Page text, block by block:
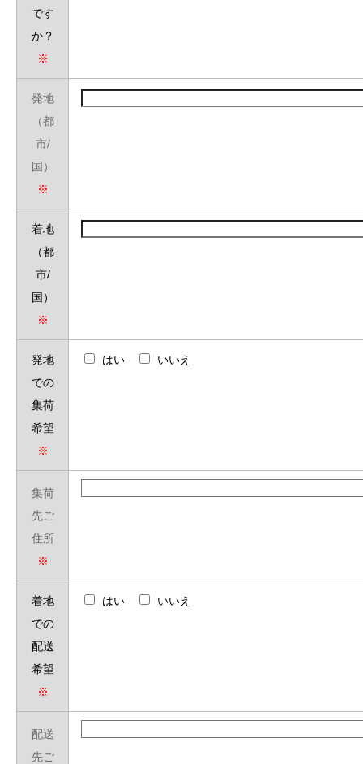
です
か？
※
発地
（都
市/
国）
※
着地
（都
市/
国）
※
発地
での
集荷
希望
※
はい いいえ
集荷
先ご
住所
※
着地
での
配送
希望
※
はい いいえ
配送
先ご